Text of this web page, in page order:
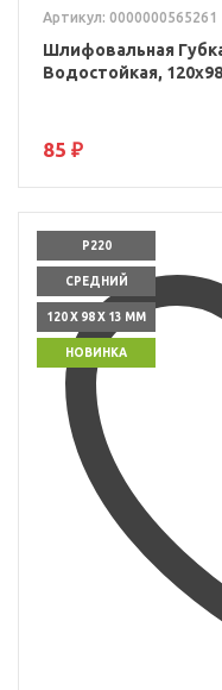
Артикул: 0000000565261
Шлифовальная
Водостойкая,
85 ₽
P220
СРЕДНИЙ
120 X 98 X 13 ММ
НОВИНКА